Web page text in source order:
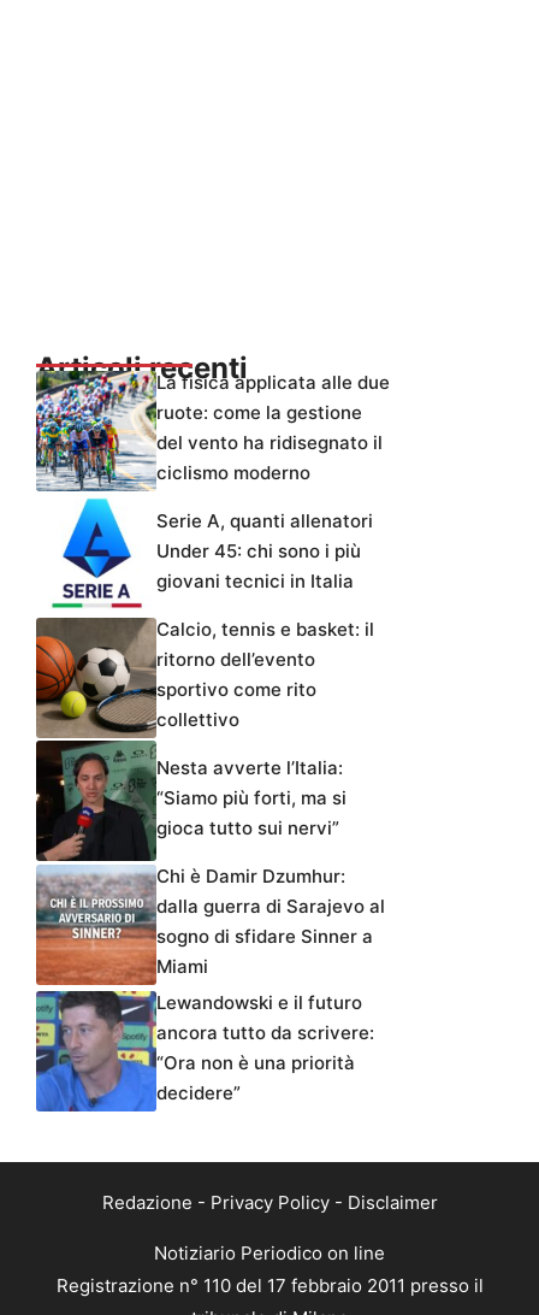
Articoli recentiLa fisica applicata alle due
ruote: come la gestione
del vento ha ridisegnato il
ciclismo moderno
Serie A, quanti allenatori
Under 45: chi sono i più
giovani tecnici in Italia
Calcio, tennis e basket: il
ritorno dell’evento
sportivo come rito
collettivo
Nesta avverte l’Italia:
“Siamo più forti, ma si
gioca tutto sui nervi”
Chi è Damir Dzumhur:
dalla guerra di Sarajevo al
sogno di sfidare Sinner a
Miami
Lewandowski e il futuro
ancora tutto da scrivere:
“Ora non è una priorità
decidere”
Redazione - Privacy Policy- Disclaimer
Notiziario Periodico on line
Registrazione n° 110 del 17 febbraio 2011 presso il